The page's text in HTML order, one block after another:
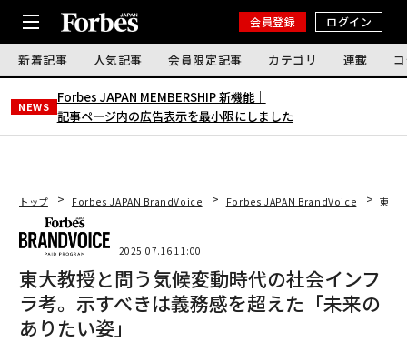
会員登録 ログイン
新着記事 人気記事 会員限定記事 カテゴリ 連載
NEWS
Forbes JAPAN MEMBERSHIP 新機能｜
記事ページ内の広告表示を最小限にしました
トップ Forbes JAPAN BrandVoice Forbes JAPAN BrandVoice 東大
2025.07.16 11:00
東大教授と問う気候変動時代の社会インフ
ラ考。示すべきは義務感を超えた「未来の
ありたい姿」